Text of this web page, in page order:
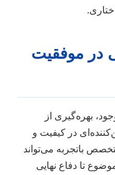
موفقیت
بهره‌گیری از
در کیفیت و
باتجربه می‌تواند
تا دفاع نهایی